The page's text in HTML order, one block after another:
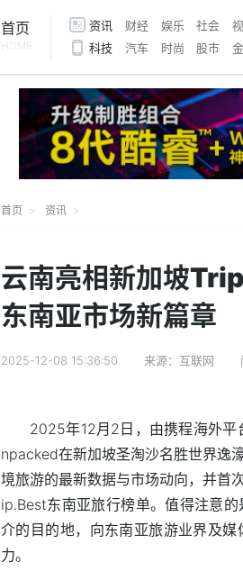
首页
HOME
资讯 财经 娱乐 社会
科技
汽车 时尚 股市
首页 资讯
云南亮相新加坡
东南亚市场新篇章
2025-12-08 15:36:50 来源：互联网
2025年12月2日，由携程海外
npacked在新加坡圣淘沙名胜世界逸
境旅游的最新数据与市场动向，并首
ip.Best东南亚旅行榜单。值得注意
介的目的地，向东南亚旅游业界及
力。